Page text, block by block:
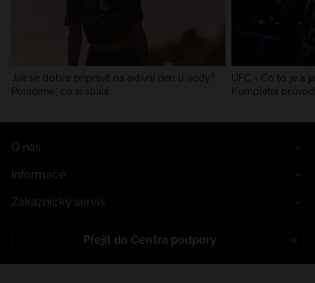
Jak se dobře připravit na aktivní den u vody?
Poradíme, co si sbalit
UFC - Co to je a
Kompletní
O nás
Informace
Zákaznický servis
Přejít do Centra podpory